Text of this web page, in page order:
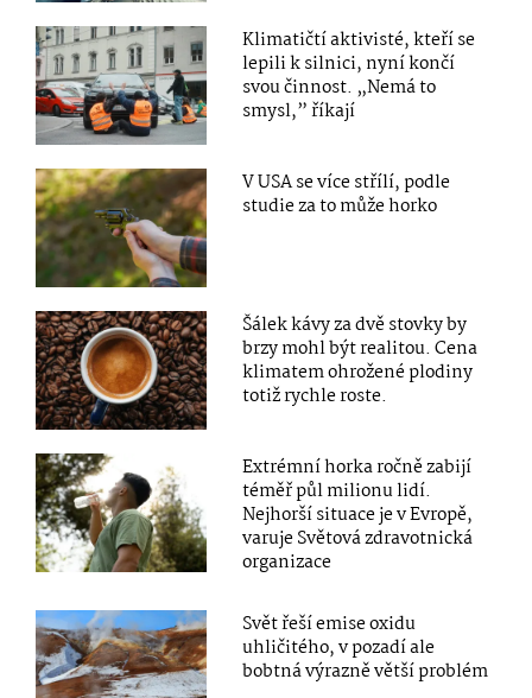
Klimatičtí aktivisté, kteří se
lepili k silnici, nyní končí
svou činnost. „Nemá to
smysl,” říkají
V USA se více střílí, podle
studie za to může horko
Šálek kávy za dvě stovky by
brzy mohl být realitou. Cena
klimatem ohrožené plodiny
totiž rychle roste.
Extrémní horka ročně zabijí
téměř půl milionu lidí.
Nejhorší situace je v Evropě,
varuje Světová zdravotnická
organizace
Svět řeší emise oxidu
uhličitého, v pozadí ale
bobtná výrazně větší problém